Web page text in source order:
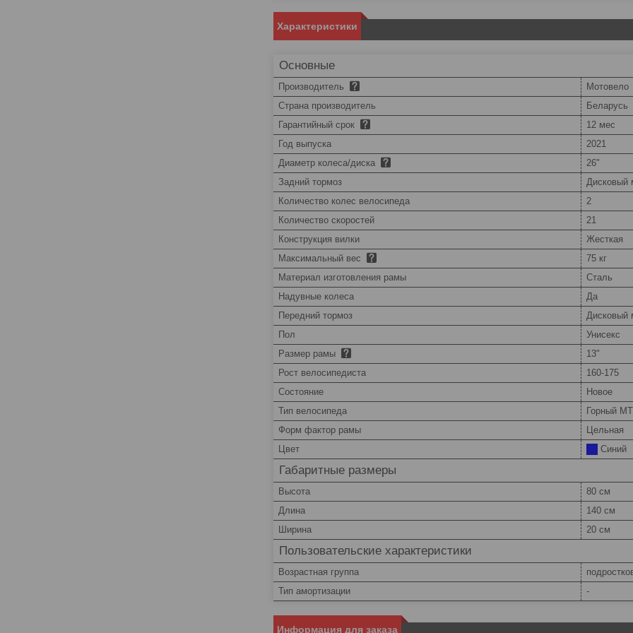
Характеристики
Основные
Производитель
Мотовело
Страна производитель
Беларусь
Гарантийный срок
12 мес
Год выпуска
2021
Диаметр колеса/диска
26"
Задний тормоз
Дисковый
Количество колес велосипеда
2
Количество скоростей
21
Конструкция вилки
Жесткая
Максимальный вес
75 кг
Материал изготовления рамы
Сталь
Надувные колеса
Да
Передний тормоз
Дисковый
Пол
Унисекс
Размер рамы
13"
Рост велосипедиста
160-175
Состояние
Новое
Тип велосипеда
Горный
Форм фактор рамы
Цельная
Цвет
Синий
Габаритные размеры
Высота
80 см
Длина
140 см
Ширина
20 см
Пользовательские характеристики
Возрастная группа
Тип амортизации
-
Информация для заказа